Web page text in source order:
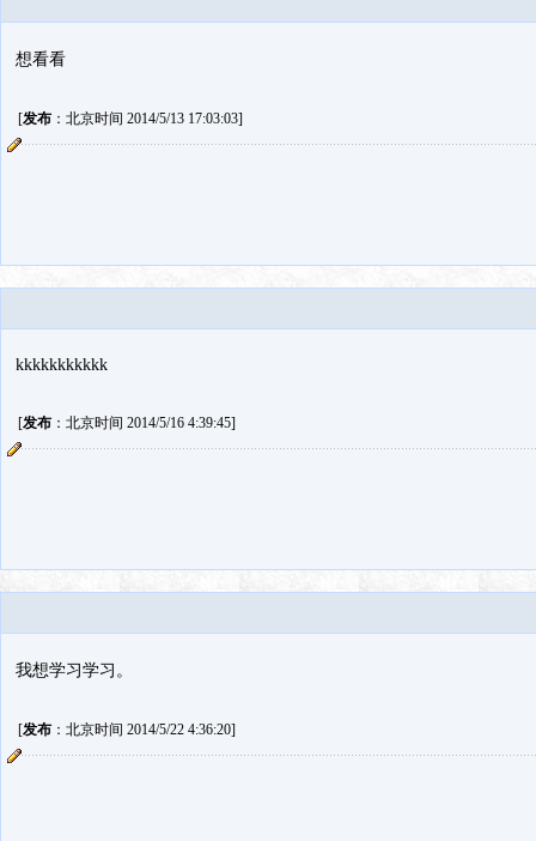
想看看
[发布：北京时间 2014/5/13 17:03:03]
kkkkkkkkkkk
[发布：北京时间 2014/5/16 4:39:45]
我想学习学习。
[发布：北京时间 2014/5/22 4:36:20]